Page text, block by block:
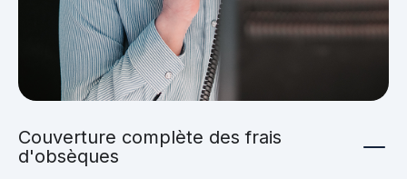
Couverture complète des frais
d'obsèques